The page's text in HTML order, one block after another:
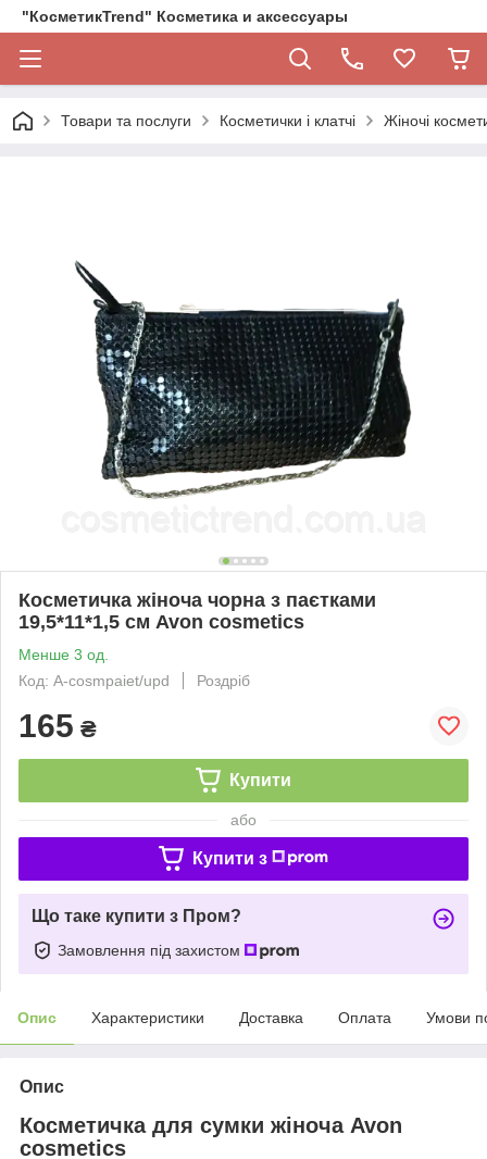
"КосметикTrend" Косметика и аксессуары
Товари та послуги Косметички і клатчі Жіночі
Косметичка жіноча чорна з паєтками
19,5*11*1,5 см Avon cosmetics
Менше 3 од.
Код: A-cosmpaiet/upd
Роздріб
165 ₴
Купити
або
Купити з
Що таке купити з Пром?
Замовлення під захистом
Опис Характеристики Доставка Оплата Умови
Опис
Косметичка для сумки жіноча Avon
cosmetics